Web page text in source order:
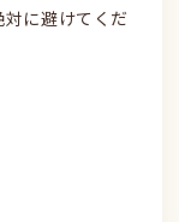
に避けてくだ